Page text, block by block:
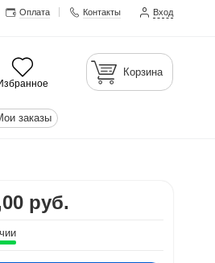
Оплата Контакты Вход
Корзина
заказы
руб.